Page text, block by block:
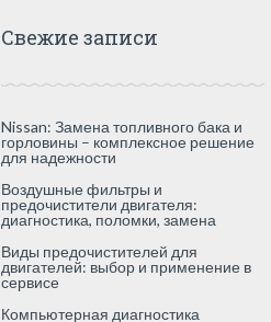
Свежие записи
Nissan: Замена топливного бака и
горловины – комплексное решение
для надежности
Воздушные фильтры и
предочистители двигателя:
диагностика, поломки, замена
Виды предочистителей для
двигателей: выбор и применение в
сервисе
Компьютерная диагностика